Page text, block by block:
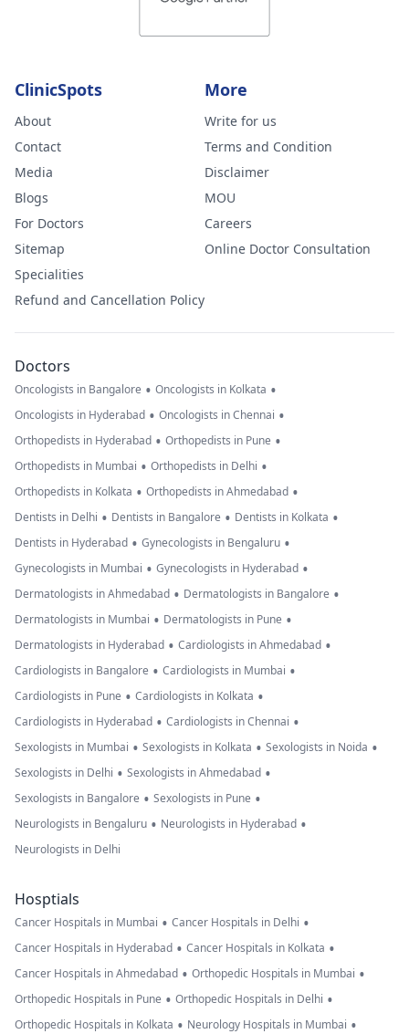
ClinicSpots
About
Contact
Media
Blogs
For Doctors
Sitemap
Specialities
Refund and Cancellation Policy
More
Write for us
Terms and Condition
Disclaimer
MOU
Careers
Online Doctor Consultation
Doctors
Oncologists in Bangalore • Oncologists in Kolkata •
Oncologists in Hyderabad • Oncologists in Chennai •
Orthopedists in Hyderabad • Orthopedists in Pune •
Orthopedists in Mumbai • Orthopedists in Delhi •
Orthopedists in Kolkata • Orthopedists in Ahmedabad •
Dentists in Delhi • Dentists in Bangalore • Dentists in Kolkata •
Dentists in Hyderabad • Gynecologists in Bengaluru •
Gynecologists in Mumbai • Gynecologists in Hyderabad •
Dermatologists in Ahmedabad • Dermatologists in Bangalore •
Dermatologists in Mumbai • Dermatologists in Pune •
Dermatologists in Hyderabad • Cardiologists in Ahmedabad •
Cardiologists in Bangalore • Cardiologists in Mumbai •
Cardiologists in Pune • Cardiologists in Kolkata •
Cardiologists in Hyderabad • Cardiologists in Chennai •
Sexologists in Mumbai • Sexologists in Kolkata • Sexologists in Noida •
Sexologists in Delhi • Sexologists in Ahmedabad •
Sexologists in Bangalore • Sexologists in Pune •
Neurologists in Bengaluru • Neurologists in Hyderabad •
Neurologists in Delhi
Hosptials
Cancer Hospitals in Mumbai • Cancer Hospitals in Delhi •
Cancer Hospitals in Hyderabad • Cancer Hospitals in Kolkata •
Cancer Hospitals in Ahmedabad • Orthopedic Hospitals in Mumbai •
Orthopedic Hospitals in Pune • Orthopedic Hospitals in Delhi •
Orthopedic Hospitals in Kolkata • Neurology Hospitals in Mumbai •